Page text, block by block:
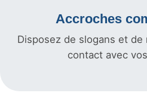
Accroches
Disposez de slogans et
contact avec